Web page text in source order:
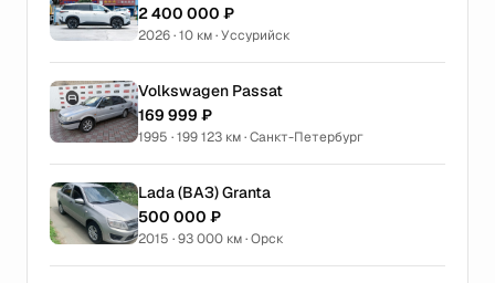
2 400 000 ₽
2026 · 10 км · Уссурийск
Volkswagen Passat
169 999 ₽
1995 · 199 123 км · Санкт-Петербург
Lada (ВАЗ) Granta
500 000 ₽
2015 · 93 000 км · Орск